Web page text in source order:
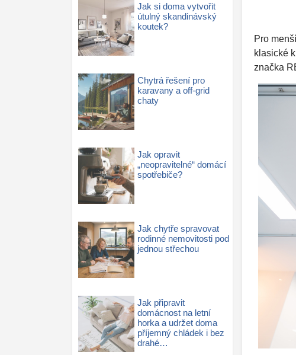
Jak si doma vytvořit
útulný skandinávský
koutek?
Chytrá řešení pro
karavany a off-grid
chaty
Jak opravit
„neopravitelné“ domácí
spotřebiče?
Jak chytře spravovat
rodinné nemovitosti pod
jednou střechou
Jak připravit
domácnost na letní
horka a udržet doma
příjemný chládek i bez
drahé…
Pro
klasické
značka